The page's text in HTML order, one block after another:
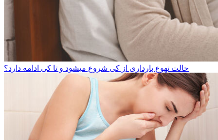
حالت تهوع بارداری از کی شروع میشود و تا کی ادامه دارد؟